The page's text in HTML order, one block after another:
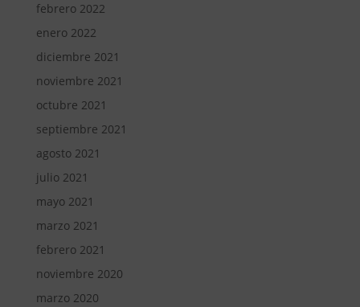
febrero 2022
enero 2022
diciembre 2021
noviembre 2021
octubre 2021
septiembre 2021
agosto 2021
julio 2021
mayo 2021
marzo 2021
febrero 2021
noviembre 2020
marzo 2020